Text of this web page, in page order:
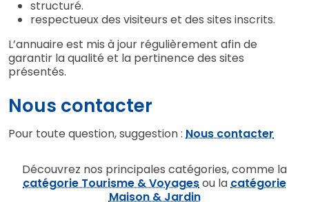
structuré.
respectueux des visiteurs et des sites inscrits.
L’annuaire est mis à jour régulièrement afin de
garantir la qualité et la pertinence des sites
présentés.
Nous contacter
Pour toute question, suggestion : Nous contacter
Découvrez nos principales catégories, comme la
catégorie Tourisme & Voyagesou la catégorie
Maison & Jardin